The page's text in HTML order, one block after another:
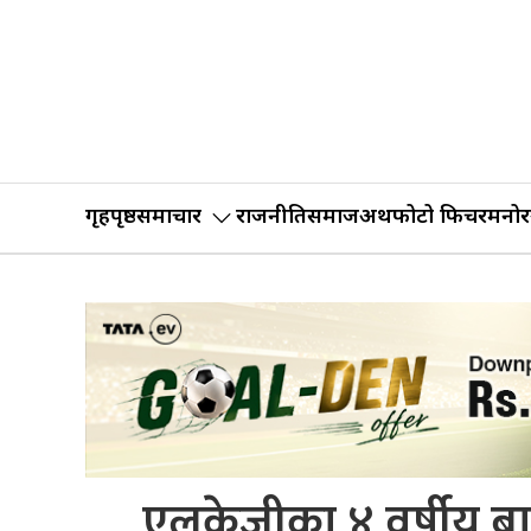
गृहपृष्ठसमाचार राजनीतिसमाजअर्थफोटो फिचर